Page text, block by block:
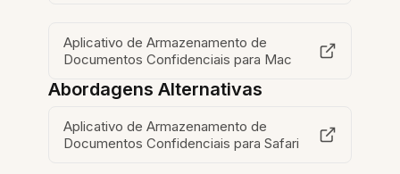
Aplicativo de Armazenamento de
Documentos Confidenciais para Mac
Abordagens Alternativas
Aplicativo de Armazenamento de
Documentos Confidenciais para Safari